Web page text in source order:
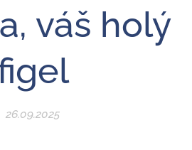
váš holý
26.09.2025